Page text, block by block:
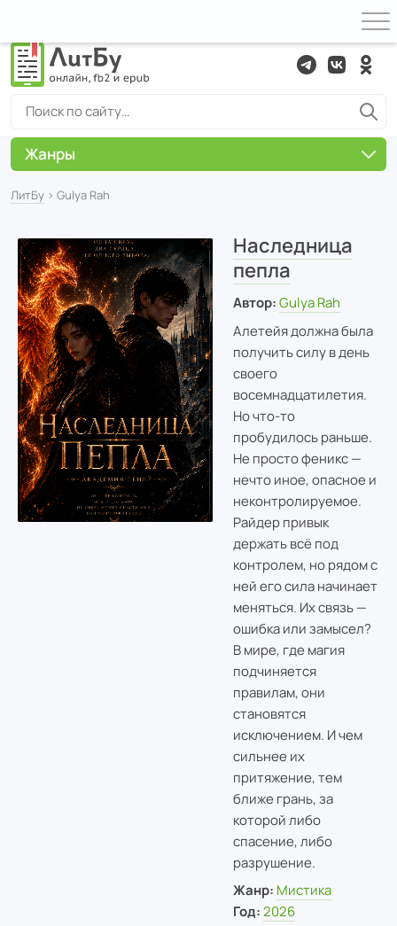
ЛитБу › Gulya Rah
Наследница
пепла
Автор: Gulya Rah
Алетейя должна была
получить силу в день
своего
восемнадцатилетия.
Но что-то
пробудилось раньше.
Не просто феникс —
нечто иное, опасное и
неконтролируемое.
Райдер привык
держать всё под
контролем, но рядом с
ней его сила начинает
меняться. Их связь —
ошибка или замысел?
В мире, где магия
подчиняется
правилам, они
становятся
исключением. И чем
сильнее их
притяжение, тем
ближе грань, за
которой либо
спасение, либо
разрушение.
Жанр: Мистика
Год: 2026
Жанры